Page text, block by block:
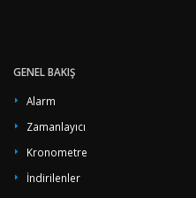
GENEL BAKIŞ
Alarm
Zamanlayıcı
Kronometre
İndirilenler